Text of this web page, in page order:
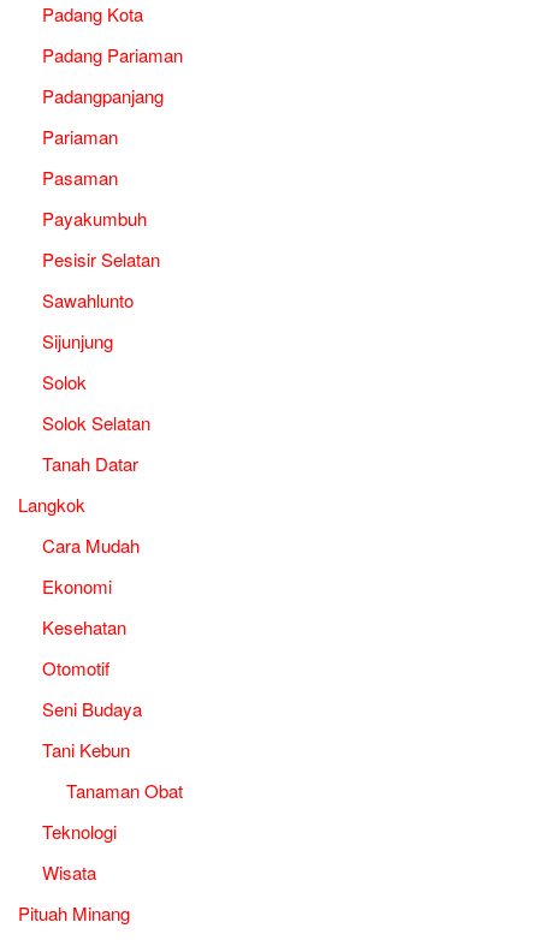
Padang Kota
Padang Pariaman
Padangpanjang
Pariaman
Pasaman
Payakumbuh
Pesisir Selatan
Sawahlunto
Sijunjung
Solok
Solok Selatan
Tanah Datar
Langkok
Cara Mudah
Ekonomi
Kesehatan
Otomotif
Seni Budaya
Tani Kebun
Tanaman Obat
Teknologi
Wisata
Pituah Minang